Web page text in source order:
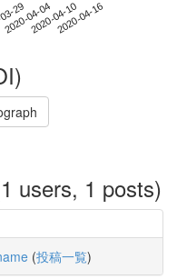
29
2020-04-042020-04-102020-04-16
users, 1 posts)
(投稿一覧)